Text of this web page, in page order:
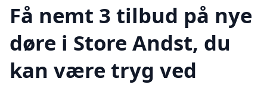
Få nemt 3 tilbud på nye
døre i Store Andst, du
kan være tryg ved